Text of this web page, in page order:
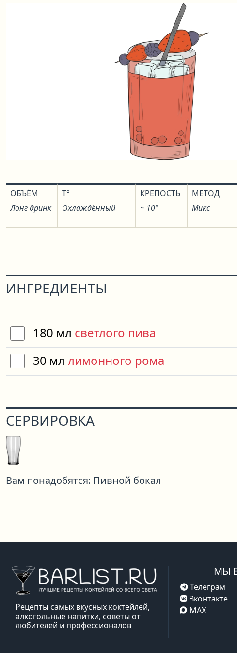
ОБЪЁМ
Лонг дринк
T°
Охлаждённый
КРЕПОСТЬ
~ 10°
МЕТОД
Микс
ИНГРЕДИЕНТЫ
180 мл светлого пива
30 мл лимонного рома
СЕРВИРОВКА
Вам понадобятся: Пивной бокал
Рецепты самых вкусных коктейлей,
алкогольные напитки, советы от
любителей и профессионалов
МЫ
Телеграм
Вконтакте
MAX